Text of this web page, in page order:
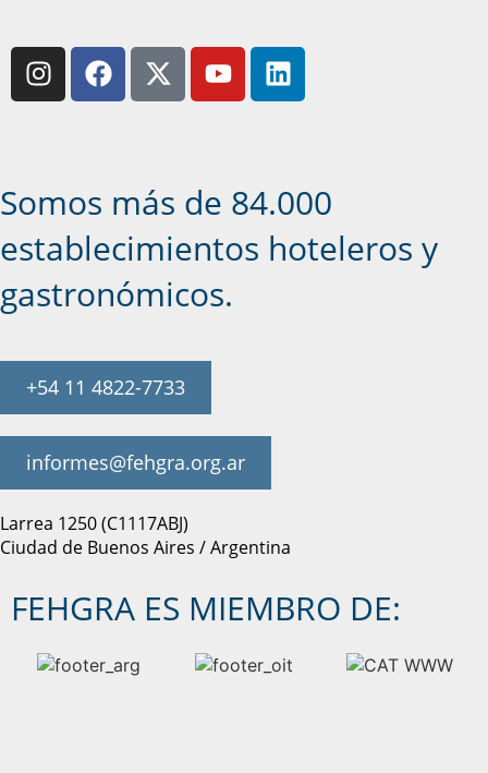
Somos más de 84.000
establecimientos hoteleros y
gastronómicos.
+54 11 4822-7733
informes@fehgra.org.ar
Larrea 1250 (C1117ABJ)
Ciudad de Buenos Aires / Argentina
FEHGRA ES MIEMBRO DE: